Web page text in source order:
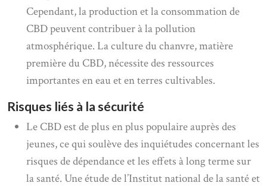
Cependant, la production et la consommation de
CBD peuvent contribuer à la pollution
atmosphérique. La culture du chanvre, matière
première du CBD, nécessite des ressources
importantes en eau et en terres cultivables.
Risques liés à la sécurité
Le CBD est de plus en plus populaire auprès des
jeunes, ce qui soulève des inquiétudes concernant les
risques de dépendance et les effets à long terme sur
la santé. Une étude de l’Institut national de la santé et